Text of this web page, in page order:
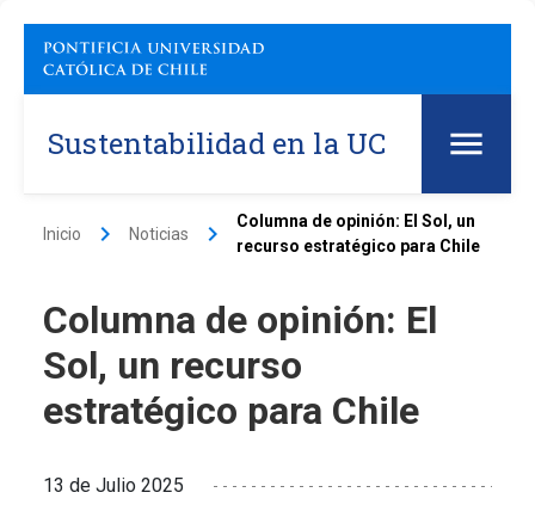
Sustentabilidad en la UC
Inicio keyboard_arrow_right Noticias keyboard_arrow_right
Columna de opinión: El Sol, un
recurso estratégico para Chile
Columna de opinión: El
Sol, un recurso
estratégico para Chile
13 de Julio 2025